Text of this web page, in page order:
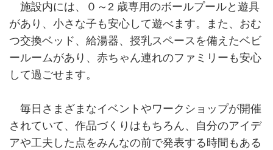
施設内には、０～2 歳専用のボールプールと遊具
があり、小さな子も安心して遊べます。また、おむ
つ交換ベッド、給湯器、授乳スペースを備えたベビ
ールームがあり、赤ちゃん連れのファミリーも安心
して過ごせます。
毎日さまざまなイベントやワークショップが開催
されていて、作品づくりはもちろん、自分のアイデ
アや工夫した点をみんなの前で発表する時間もある